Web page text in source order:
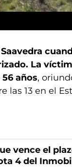
La
años,
las 13 en el
vence el
4 del